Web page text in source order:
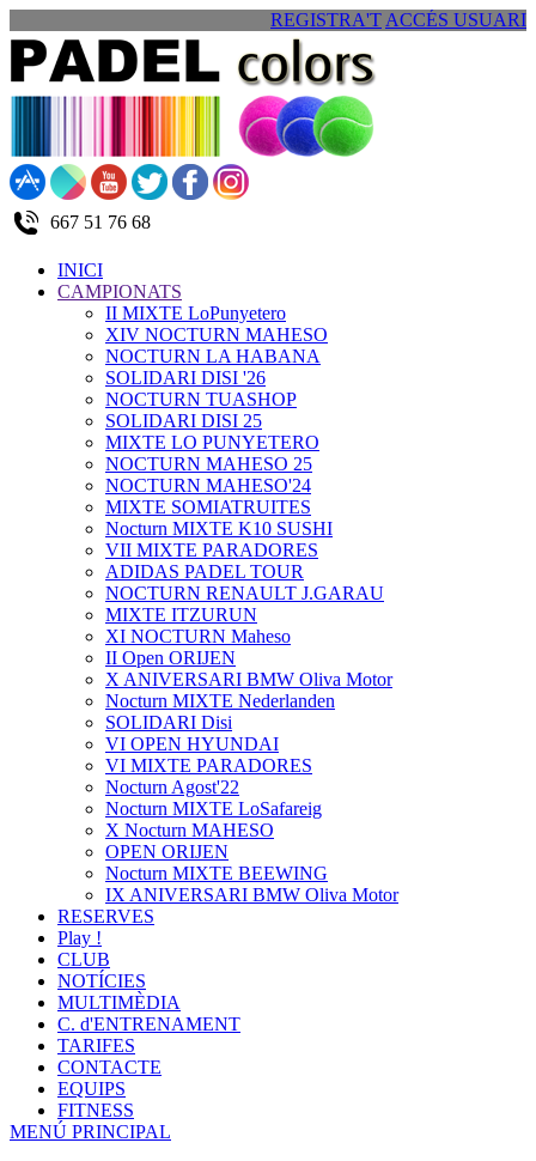
REGISTRA'T ACCÉS USUARI
667 51 76 68
INICI
CAMPIONATS
II MIXTE LoPunyetero
XIV NOCTURN MAHESO
NOCTURN LA HABANA
SOLIDARI DISI '26
NOCTURN TUASHOP
SOLIDARI DISI 25
MIXTE LO PUNYETERO
NOCTURN MAHESO 25
NOCTURN MAHESO'24
MIXTE SOMIATRUITES
Nocturn MIXTE K10 SUSHI
VII MIXTE PARADORES
ADIDAS PADEL TOUR
NOCTURN RENAULT J.GARAU
MIXTE ITZURUN
XI NOCTURN Maheso
II Open ORIJEN
X ANIVERSARI BMW Oliva Motor
Nocturn MIXTE Nederlanden
SOLIDARI Disi
VI OPEN HYUNDAI
VI MIXTE PARADORES
Nocturn Agost'22
Nocturn MIXTE LoSafareig
X Nocturn MAHESO
OPEN ORIJEN
Nocturn MIXTE BEEWING
IX ANIVERSARI BMW Oliva Motor
RESERVES
Play !
CLUB
NOTÍCIES
MULTIMÈDIA
C. d'ENTRENAMENT
TARIFES
CONTACTE
EQUIPS
FITNESS
MENÚ PRINCIPAL